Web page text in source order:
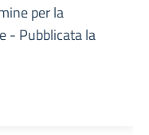
per la
- Pubblicata la